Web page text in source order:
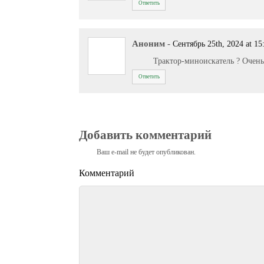
Ответить
Аноним - Сентябрь 25th, 2024 at
Трактор-миноискатель ?
Ответить
Добавить комментарий
Ваш e-mail не будет опубликован.
Комментарий